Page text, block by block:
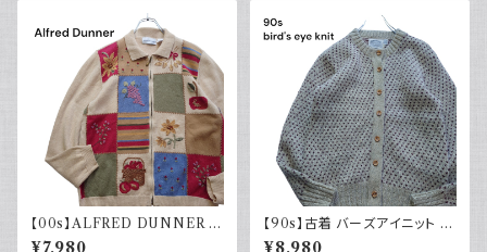
【00s】ALFRED DUNNER ア
ルフレッドダナー デザインニット
¥7,980
【90s】古着 バーズアイニット カ
ーディガン ベージュ ヴィンテー
¥8,980